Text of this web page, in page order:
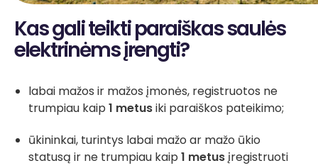
Kas gali teikti paraiškas saulės
elektrinėms įrengti?
labai mažos ir mažos įmonės, registruotos ne
trumpiau kaip 1 metusiki paraiškos pateikimo;
ūkininkai, turintys labai mažo ar mažo ūkio
statusą ir ne trumpiau kaip 1 metusįregistruoti